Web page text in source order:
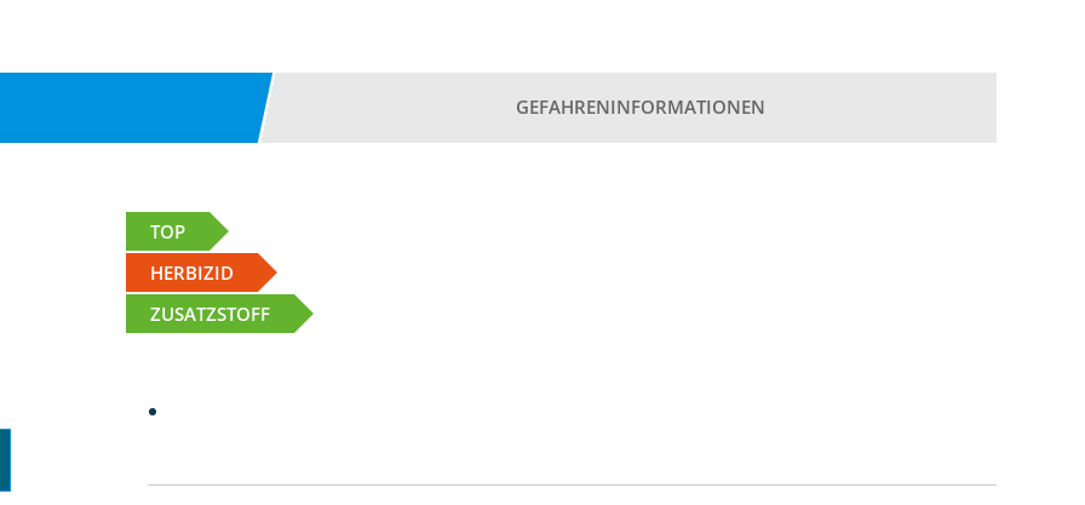
GEFAHRENINFORMATIONEN
TOP
HERBIZID
ZUSATZSTOFF